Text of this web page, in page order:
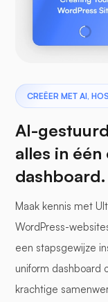
CREËER MET AI,
AI-
alles in
dashboard.
Maak kennis met
WordPress-
een stapsgewijze
uniform dashboard
krachtige